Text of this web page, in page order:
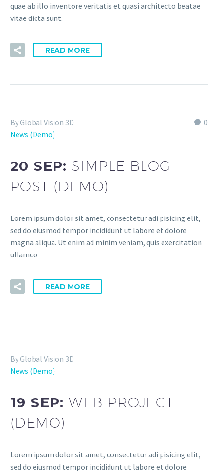
quae ab illo inventore veritatis et quasi architecto beatae
vitae dicta sunt.
READ MORE
0
By Global Vision 3D
News (Demo)
20 SEP: SIMPLE BLOG
POST (DEMO)
Lorem ipsum dolor sit amet, consectetur adi pisicing elit,
sed do eiusmod tempor incididunt ut labore et dolore
magna aliqua. Ut enim ad minim veniam, quis exercitation
ullamco
READ MORE
By Global Vision 3D
News (Demo)
19 SEP:WEB PROJECT
(DEMO)
Lorem ipsum dolor sit amet, consectetur adi pisicing elit,
sed do eiusmod tempor incididunt ut labore et dolore